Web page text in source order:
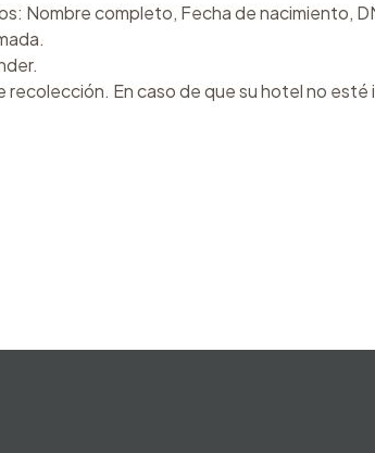
Nombre completo, Fecha de nacimiento,
En caso de que su hotel no